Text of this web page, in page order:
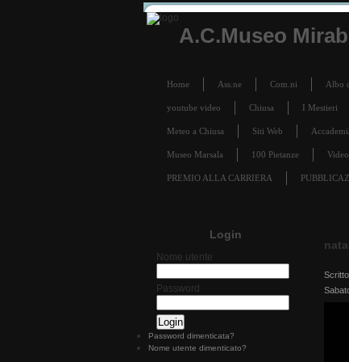
A.C.Museo
Home Ass.ne Com.ni Albo
youtube video Chiusa I Mestieri
Meteo a Chiusa Siti Web
Museo Marsala 100 Pietanze Video
PREMIO ALLA CARRIERA
Login
Nome utente
Password
Password dimenticata?
Nome utente dimenticato?